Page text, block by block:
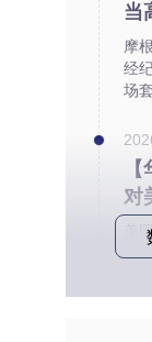
当
摩
经
场
对
美